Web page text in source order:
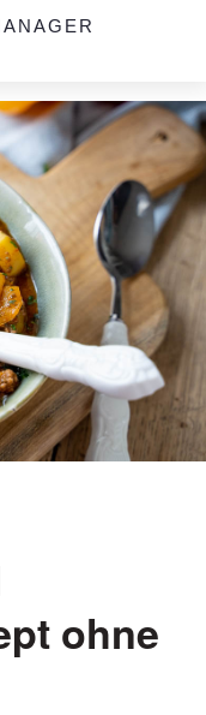
ohne